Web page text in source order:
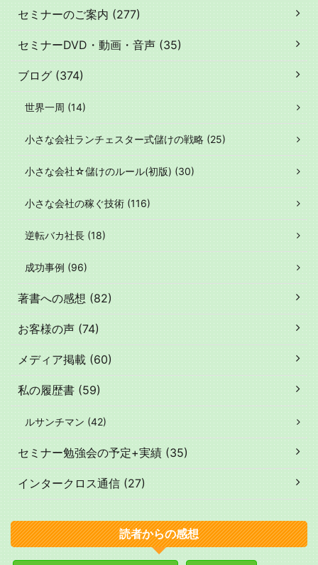
セミナーのご案内 (277)
セミナーDVD・動画・音声 (35)
ブログ (374)
世界一周 (14)
小さな会社ランチェスター式儲けの戦略 (25)
小さな会社☆儲けのルール(初版) (30)
小さな会社の稼ぐ技術 (116)
逆転バカ社長 (18)
成功事例 (96)
著書への感想 (82)
お客様の声 (74)
メディア掲載 (60)
私の履歴書 (59)
ルサンチマン (42)
セミナー勉強会の予定+実績 (35)
インタークロス通信 (27)
読者からの感想